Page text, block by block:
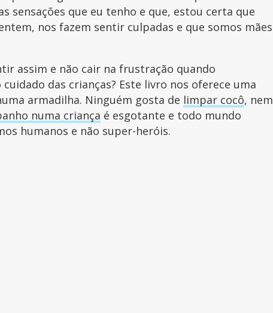
sensações que eu tenho e que, estou certa que
nos fazem sentir culpadas e que somos mães
assim e não cair na frustração quando
das crianças? Este livro nos oferece uma
armadilha. Ninguém gosta de limpar cocô, nem
numa criança é esgotante e todo mundo
humanos e não super-heróis.